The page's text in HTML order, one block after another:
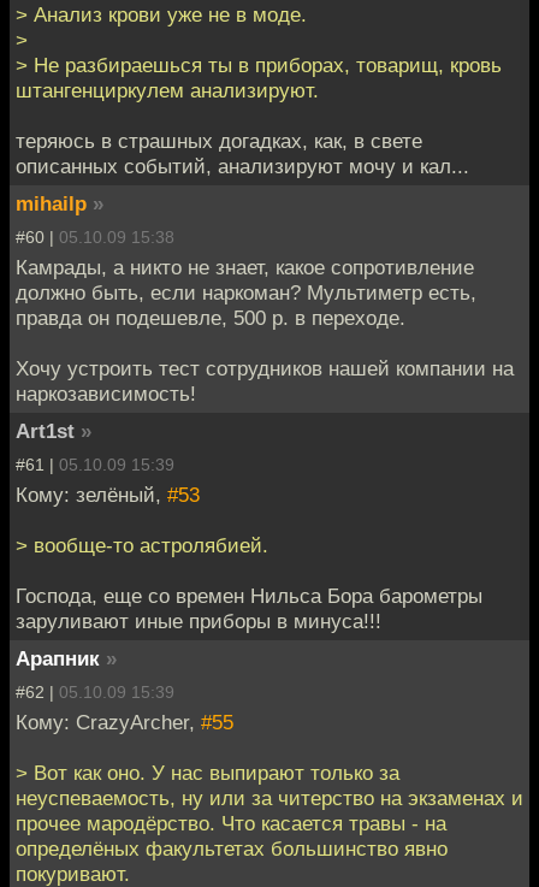
> Анализ крови уже не в моде.
>
> Не разбираешься ты в приборах, товарищ, кровь
штангенциркулем анализируют.
теряюсь в страшных догадках, как, в свете
описанных событий, анализируют мочу и кал...
mihailp »
#60 | 05.10.09 15:38
Камрады, а никто не знает, какое сопротивление
должно быть, если наркоман? Мультиметр есть,
правда он подешевле, 500 р. в переходе.
Хочу устроить тест сотрудников нашей компании на
наркозависимость!
Art1st »
#61 | 05.10.09 15:39
Кому: зелёный, #53
> вообще-то астролябией.
Господа, еще со времен Нильса Бора барометры
заруливают иные приборы в минуса!!!
Арапник »
#62 | 05.10.09 15:39
Кому: CrazyArcher, #55
> Вот как оно. У нас выпирают только за
неуспеваемость, ну или за читерство на экзаменах и
прочее мародёрство. Что касается травы - на
определёных факультетах большинство явно
покуривают.